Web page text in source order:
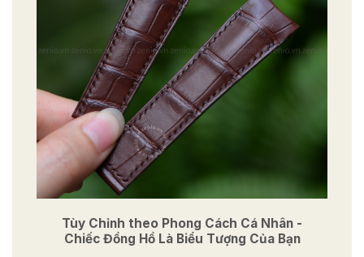
Tùy Chỉnh theo Phong Cách Cá Nhân -
Chiếc Đồng Hồ Là Biểu Tượng Của Bạn